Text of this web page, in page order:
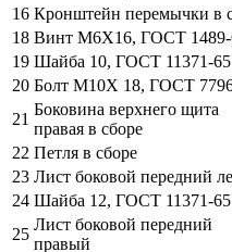
16 Кронштейн перемычки в
18 Винт М6Х16, ГОСТ 1489-
19 Шайба 10, ГОСТ 11371-65
20 Болт М10Х 18, ГОСТ
21
Боковина верхнего щита
правая в сборе
22 Петля в сборе
23 Лист боковой передний
24 Шайба 12, ГОСТ 11371-65
25
Лист боковой передний
правый